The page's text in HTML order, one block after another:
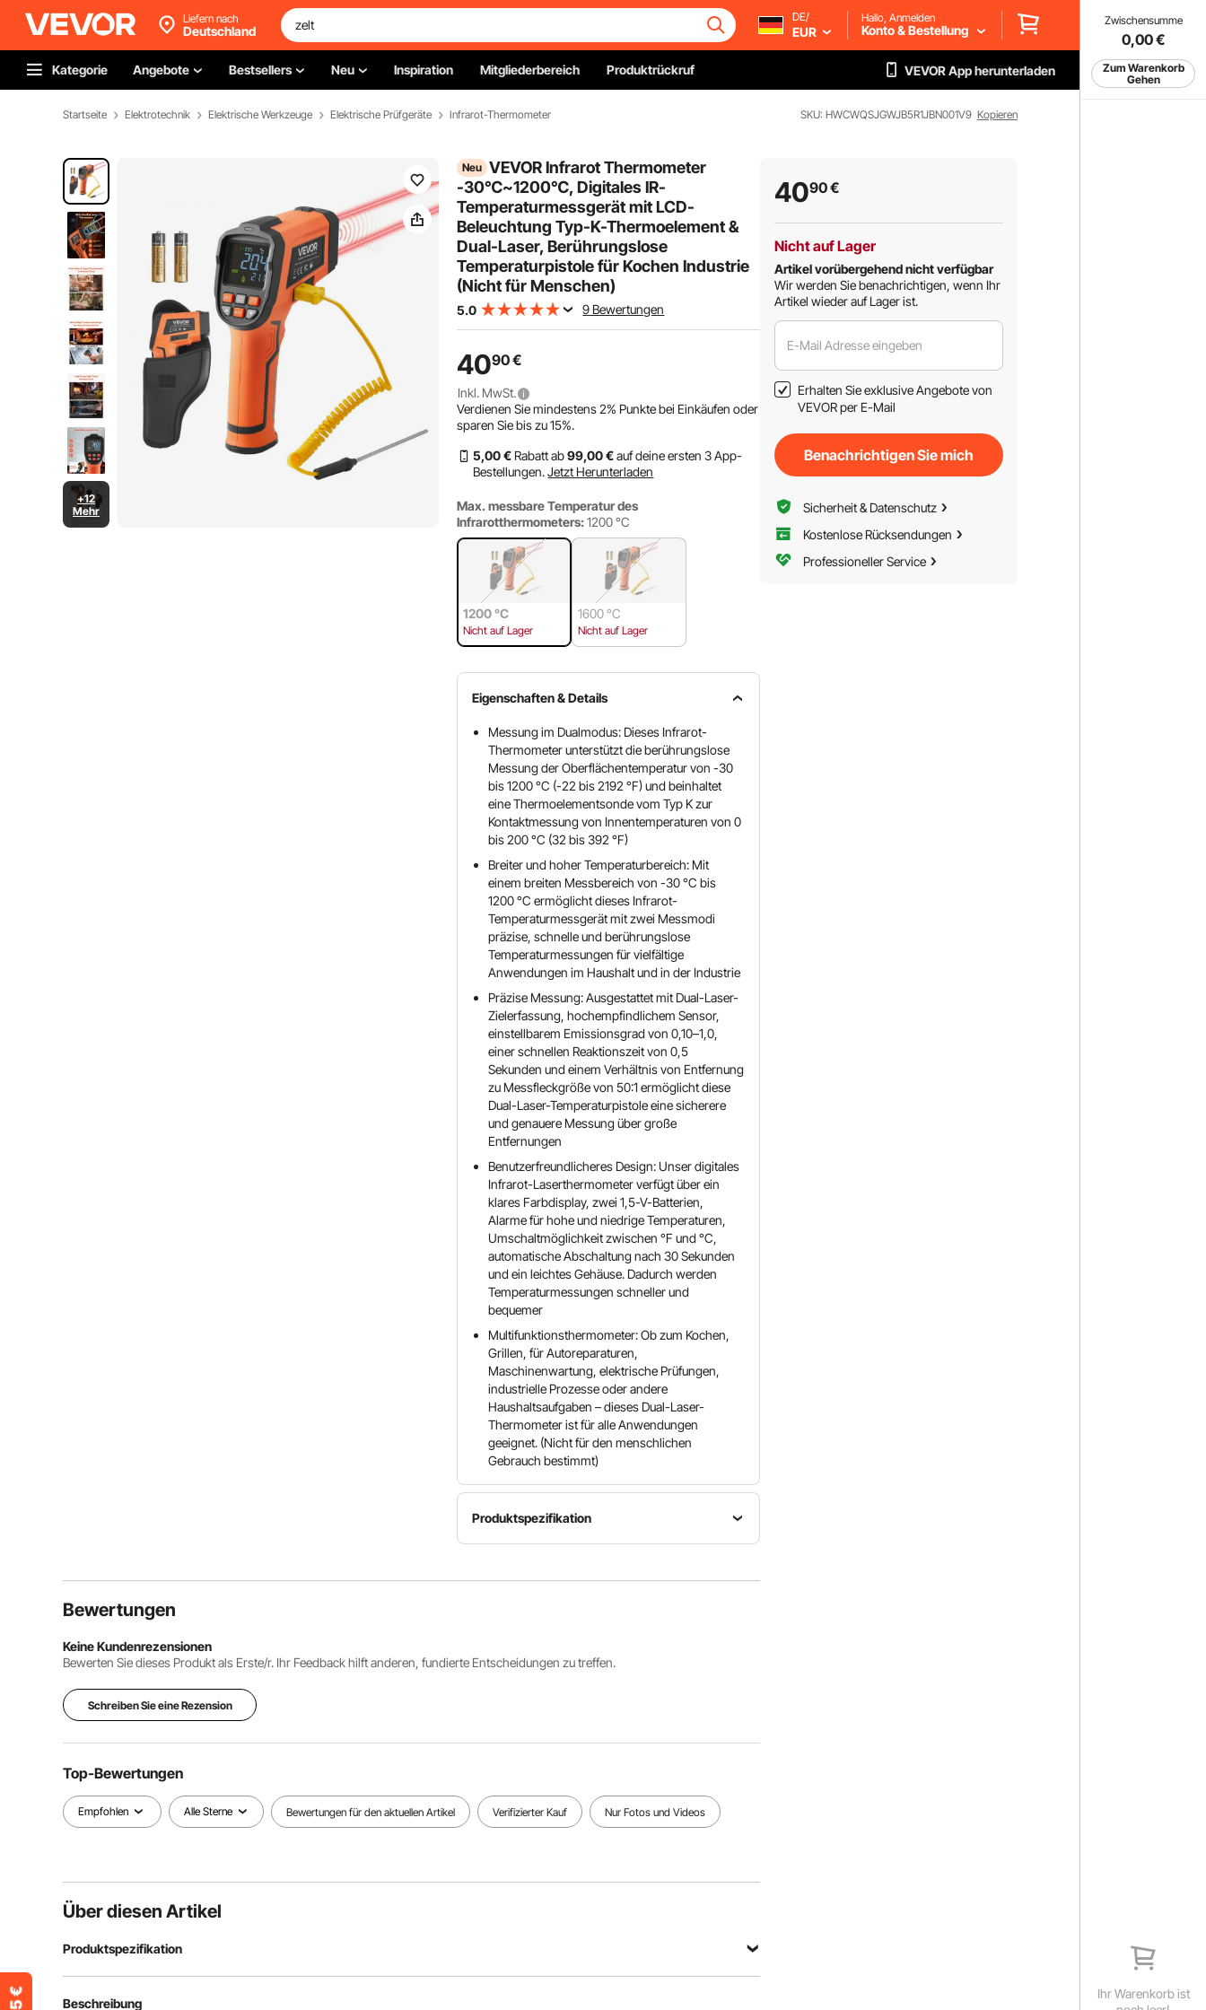
Zwischensumme
0,00€
Zum Warenkorb
Gehen
Ihr Warenkorb ist
Liefern nach
Deutschland
DE/
EUR
Hallo, Anmelden
Konto & Bestellung
Kategorie Angebote Bestsellers Neu Inspiration Mitgliederbereich Produktrückruf VEVOR App herunterladen
Startseite Elektrotechnik Elektrische Werkzeuge Elektrische Prüfgeräte Infrarot-Thermometer SKU: HWCWQSJGWJB5R1JBN001V9 Kopieren
+12
Mehr
Neu VEVOR Infrarot Thermometer
-30℃~1200℃, Digitales IR-
Temperaturmessgerät mit LCD-
Beleuchtung Typ-K-Thermoelement &
Dual-Laser, Berührungslose
Temperaturpistole für Kochen Industrie
(Nicht für Menschen)
5.0 9 Bewertungen
4090€
Inkl. MwSt.
Verdienen Sie mindestens2% Punkte bei Einkäufen oder
sparen Sie bis zu15%.
5,00 € Rabatt ab99,00 €auf deine ersten 3 App-
Bestellungen. Jetzt Herunterladen
Max. messbare Temperatur des
Infrarotthermometers: 1200 °C
1200 °C
Nicht auf Lager
1600 °C
Nicht auf Lager
Eigenschaften & Details
Messung im Dualmodus: Dieses Infrarot-
Thermometer unterstützt die berührungslose
Messung der Oberflächentemperatur von -30
bis 1200 °C (-22 bis 2192 °F) und beinhaltet
eine Thermoelementsonde vom Typ K zur
Kontaktmessung von Innentemperaturen von 0
bis 200 °C (32 bis 392 °F)
Breiter und hoher Temperaturbereich: Mit
einem breiten Messbereich von -30 °C bis
1200 °C ermöglicht dieses Infrarot-
Temperaturmessgerät mit zwei Messmodi
präzise, ​​schnelle und berührungslose
Temperaturmessungen für vielfältige
Anwendungen im Haushalt und in der Industrie
Präzise Messung: Ausgestattet mit Dual-Laser-
Zielerfassung, hochempfindlichem Sensor,
einstellbarem Emissionsgrad von 0,10–1,0,
einer schnellen Reaktionszeit von 0,5
Sekunden und einem Verhältnis von Entfernung
zu Messfleckgröße von 50:1 ermöglicht diese
Dual-Laser-Temperaturpistole eine sicherere
und genauere Messung über große
Entfernungen
Benutzerfreundlicheres Design: Unser digitales
Infrarot-Laserthermometer verfügt über ein
klares Farbdisplay, zwei 1,5-V-Batterien,
Alarme für hohe und niedrige Temperaturen,
Umschaltmöglichkeit zwischen °F und °C,
automatische Abschaltung nach 30 Sekunden
und ein leichtes Gehäuse. Dadurch werden
Temperaturmessungen schneller und
bequemer
Multifunktionsthermometer: Ob zum Kochen,
Grillen, für Autoreparaturen,
Maschinenwartung, elektrische Prüfungen,
industrielle Prozesse oder andere
Haushaltsaufgaben – dieses Dual-Laser-
Thermometer ist für alle Anwendungen
geeignet. (Nicht für den menschlichen
Gebrauch bestimmt)
Produktspezifikation
Artikelmodellnummer
-22 bis
zum
Einstellbarer
Hauptmaterial
Alle Spezifikationen anzeigen
Bewertungen
Keine Kundenrezensionen
Bewerten Sie dieses Produkt als Erste/r. Ihr Feedback hilft anderen, fundierte Entscheidungen zu treffen.
Schreiben Sie eine Rezension
Top-Bewertungen
Empfohlen Alle Sterne Bewertungen für den aktuellen Artikel Verifizierter Kauf Nur Fotos und Videos
Über diesen Artikel
Produktspezifikation
Artikelmodellnummer
Beschreibung
4090€
Nicht auf Lager
Artikel vorübergehend nicht verfügbar
Wir werden Sie benachrichtigen, wenn Ihr
Artikel wieder auf Lager ist.
E-Mail Adresse eingeben
Erhalten Sie exklusive Angebote von
VEVOR per E-Mail
Benachrichtigen Sie mich
Sicherheit & Datenschutz
Kostenlose Rücksendungen
Professioneller Service